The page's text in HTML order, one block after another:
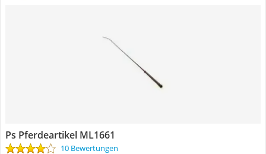
Ps Pferdeartikel ML1661
10 Bewertungen